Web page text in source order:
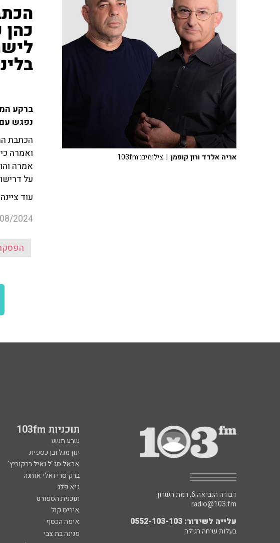
ברקע
נפגש
ואמרה
אמרה
על
עוד
2024
אריה אלדד ורון קופמן | צילומים: 103fm
תוכניות 103fm
שבע תשע
ינון מגל ובן כספית
אראל סג"ל ואיל ברקוביץ'
ברק סרי ואלי אוחנה
גיא פלג
תוכנית הספורט
איריס קול
איפה הכסף
פנינה בת צבי
דבורה הנביאה 6, רמת השרון
radio@103.fm
עלייה לשידור: 0552-103-103
בעלות שיחה רגילה